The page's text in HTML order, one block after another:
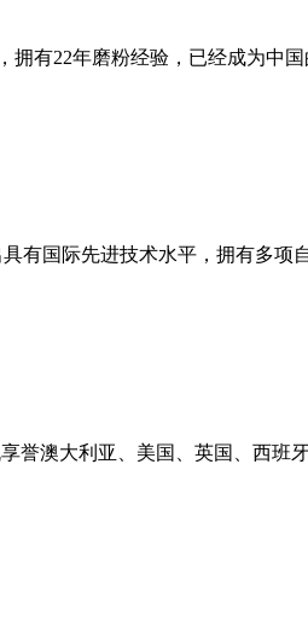
拥有22年磨粉经验，已经成为中
有国际先进技术水平，拥有多
誉澳大利亚、美国、英国、西